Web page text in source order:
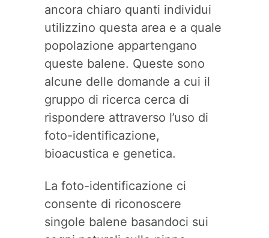
ancora chiaro quanti individui
utilizzino questa area e a quale
popolazione appartengano
queste balene. Queste sono
alcune delle domande a cui il
gruppo di ricerca cerca di
rispondere attraverso l’uso di
foto-identificazione,
bioacustica e genetica.
La foto-identificazione ci
consente di riconoscere
singole balene basandoci sui